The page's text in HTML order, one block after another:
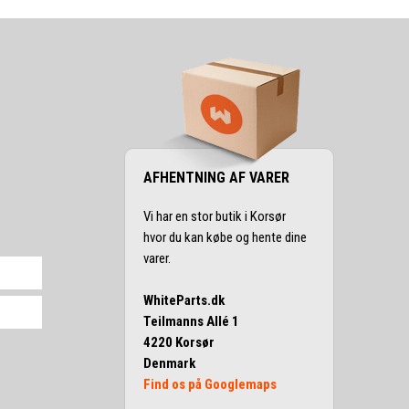
AFHENTNING AF VARER
Vi har en stor butik i Korsør
hvor du kan købe og hente dine
varer.
WhiteParts.dk
Teilmanns Allé 1
4220 Korsør
Denmark
Find os på Googlemaps